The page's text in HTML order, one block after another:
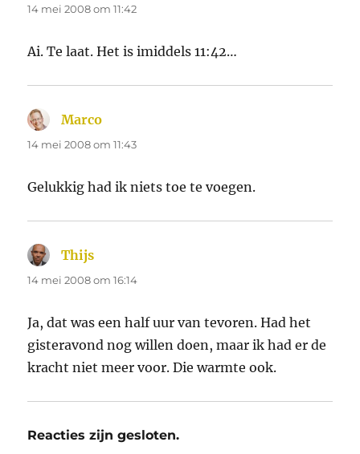
14 mei 2008 om 11:42
Ai. Te laat. Het is imiddels 11:42…
Marco
14 mei 2008 om 11:43
Gelukkig had ik niets toe te voegen.
Thijs
14 mei 2008 om 16:14
Ja, dat was een half uur van tevoren. Had het
gisteravond nog willen doen, maar ik had er de
kracht niet meer voor. Die warmte ook.
Reacties zijn gesloten.